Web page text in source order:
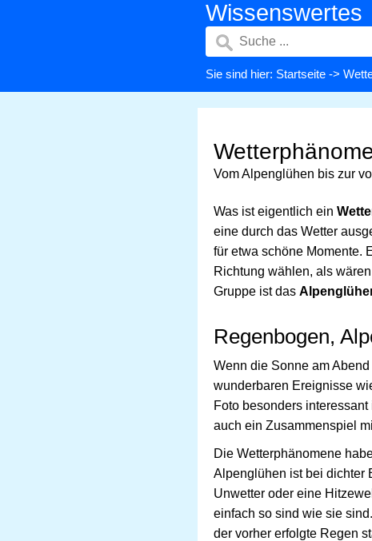
Wissenswertes
Sie sind hier: Startseite ->
Vom Alpenglühen bis zur
Was ist eigentlich ein
eine durch das Wetter
für etwa schöne Momente.
Richtung wählen, als
Gruppe ist das
Regenbogen,
Wenn die Sonne am
wunderbaren Ereignisse
Foto besonders interessant
auch ein Zusammenspiel
Die Wetterphänomene
Alpenglühen ist bei dichter
Unwetter oder eine
einfach so sind wie sie
der vorher erfolgte Regen